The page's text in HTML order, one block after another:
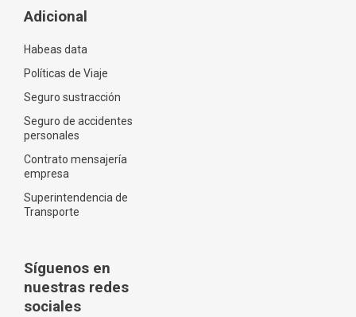
Adicional
Habeas data
Políticas de Viaje
Seguro sustracción
Seguro de accidentes
personales
Contrato mensajería
empresa
Superintendencia de
Transporte
Síguenos en
nuestras redes
sociales